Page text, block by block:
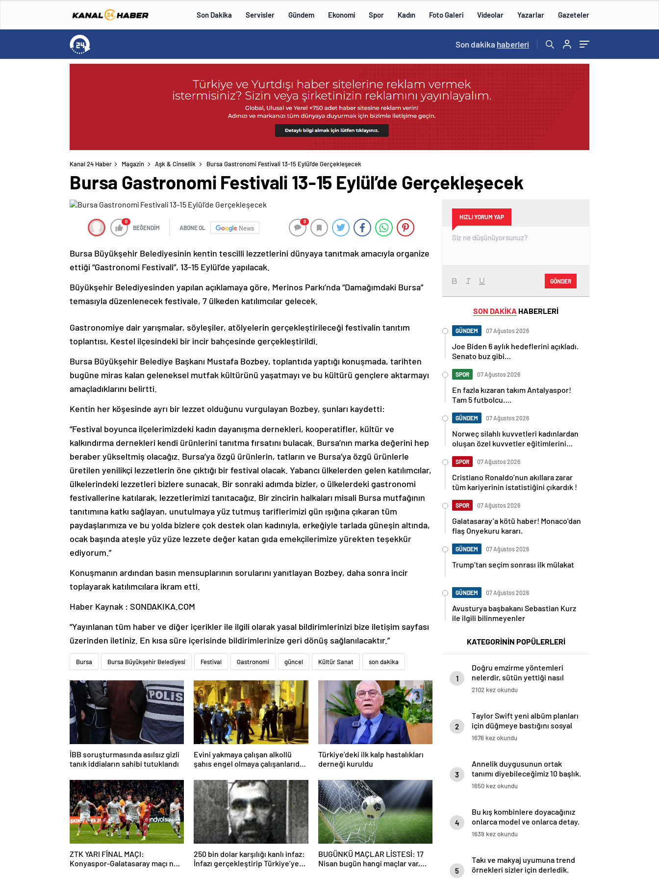
Son Dakika Servisler Gündem Ekonomi Spor Kadın Foto Galeri Videolar Yazarlar Gazeteler
Son dakika haberleri
Kanal 24 Haber Magazin Aşk & Cinsellik Bursa Gastronomi Festivali 13-15 Eylül’de Gerçekleşecek
Bursa Gastronomi Festivali 13-15 Eylül’de Gerçekleşecek
0
BEĞENDİM ABONE OL News
0
Bursa Büyükşehir Belediyesinin kentin tescilli lezzetlerini dünyaya tanıtmak amacıyla organize
ettiği “Gastronomi Festivali”, 13-15 Eylül’de yapılacak.
Büyükşehir Belediyesinden yapılan açıklamaya göre, Merinos Parkı’nda “Damağımdaki Bursa”
temasıyla düzenlenecek festivale, 7 ülkeden katılımcılar gelecek.
Gastronomiye dair yarışmalar, söyleşiler, atölyelerin gerçekleştirileceği festivalin tanıtım
toplantısı, Kestel ilçesindeki bir incir bahçesinde gerçekleştirildi.
Bursa Büyükşehir Belediye Başkanı Mustafa Bozbey, toplantıda yaptığı konuşmada, tarihten
bugüne miras kalan geleneksel mutfak kültürünü yaşatmayı ve bu kültürü gençlere aktarmayı
amaçladıklarını belirtti.
Kentin her köşesinde ayrı bir lezzet olduğunu vurgulayan Bozbey, şunları kaydetti:
“Festival boyunca ilçelerimizdeki kadın dayanışma dernekleri, kooperatifler, kültür ve
kalkındırma dernekleri kendi ürünlerini tanıtma fırsatını bulacak. Bursa’nın marka değerini hep
beraber yükseltmiş olacağız. Bursa’ya özgü ürünlerin, tatların ve Bursa’ya özgü ürünlerle
üretilen yenilikçi lezzetlerin öne çıktığı bir festival olacak. Yabancı ülkelerden gelen katılımcılar,
ülkelerindeki lezzetleri bizlere sunacak. Bir sonraki adımda bizler, o ülkelerdeki gastronomi
festivallerine katılarak, lezzetlerimizi tanıtacağız. Bir zincirin halkaları misali Bursa mutfağının
tanıtımına katkı sağlayan, unutulmaya yüz tutmuş tariflerimizi gün ışığına çıkaran tüm
paydaşlarımıza ve bu yolda bizlere çok destek olan kadınıyla, erkeğiyle tarlada güneşin altında,
ocak başında ateşle yüz yüze lezzete değer katan gıda emekçilerimize yürekten teşekkür
ediyorum.”
Konuşmanın ardından basın mensuplarının sorularını yanıtlayan Bozbey, daha sonra incir
toplayarak katılımcılara ikram etti.
Haber Kaynak : SONDAKIKA.COM
“Yayınlanan tüm haber ve diğer içerikler ile ilgili olarak yasal bildirimlerinizi bize iletişim sayfası
üzerinden iletiniz. En kısa süre içerisinde bildirimlerinize geri dönüş sağlanılacaktır.”
Bursa Bursa Büyükşehir Belediyesi Festival Gastronomi güncel Kültür Sanat son dakika
İBB soruşturmasında asılsız gizli
tanık iddiaların sahibi tutuklandı
Evini yakmaya çalışan alkollü
şahıs engel olmaya çalışanlarıda
Türkiye’deki ilk kalp hastalıkları
derneği kuruldu
ZTK YARI FİNAL MAÇI:
Konyaspor-Galatasaray maçı ne
250 bin dolar karşılığı kanlı infaz:
İnfazı gerçekleştirip Türkiye’ye
BUGÜNKÜ MAÇLAR LİSTESİ: 17
Nisan bugün hangi maçlar var,
HIZLI YORUM YAP
GÖNDER
SON DAKİKA HABERLERİ
GÜNDEM 07 Ağustos 2026
Joe Biden 6 aylık hedeflerini açıkladı.
Senato buz gibi…
SPOR 07 Ağustos 2026
En fazla kızaran takım Antalyaspor!
Tam 5 futbolcu….
GÜNDEM 07 Ağustos 2026
Norweç silahlı kuvvetleri kadınlardan
oluşan özel kuvvetler eğitimlerini
SPOR 07 Ağustos 2026
Cristiano Ronaldo’nun akıllara zarar
tüm kariyerinin istatistiğini çıkardık !
SPOR 07 Ağustos 2026
Galatasaray’a kötü haber! Monaco’dan
flaş Onyekuru kararı.
GÜNDEM 07 Ağustos 2026
Trump’tan seçim sonrası ilk mülakat
GÜNDEM 07 Ağustos 2026
Avusturya başbakanı Sebastian Kurz
ile ilgili bilinmeyenler
KATEGORİNİN POPÜLERLERİ
1
Doğru emzirme yöntemleri
nelerdir, sütün yettiği nasıl
anlaşılır?
2102 kez okundu
2
Taylor Swift yeni albüm planları
için düğmeye bastığını sosyal
medyadan duyurdu!
1676 kez okundu
3
Annelik duygusunun ortak
tanımı diyebileceğimiz 10 başlık.
1650 kez okundu
4
Bu kış kombinlere doyacağınız
onlarca model ve onlarca detay.
1639 kez okundu
5
Takı ve makyaj uyumuna trend
örnekleri sizler için derledik.